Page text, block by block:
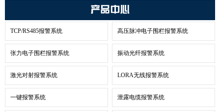
产品中心
TCP/RS485报警系统 高压脉冲电子围栏报警系统
张力电子围栏报警系统 振动光纤报警系统
激光对射报警系统 LORA无线报警系统
一键报警系统 泄露电缆报警系统